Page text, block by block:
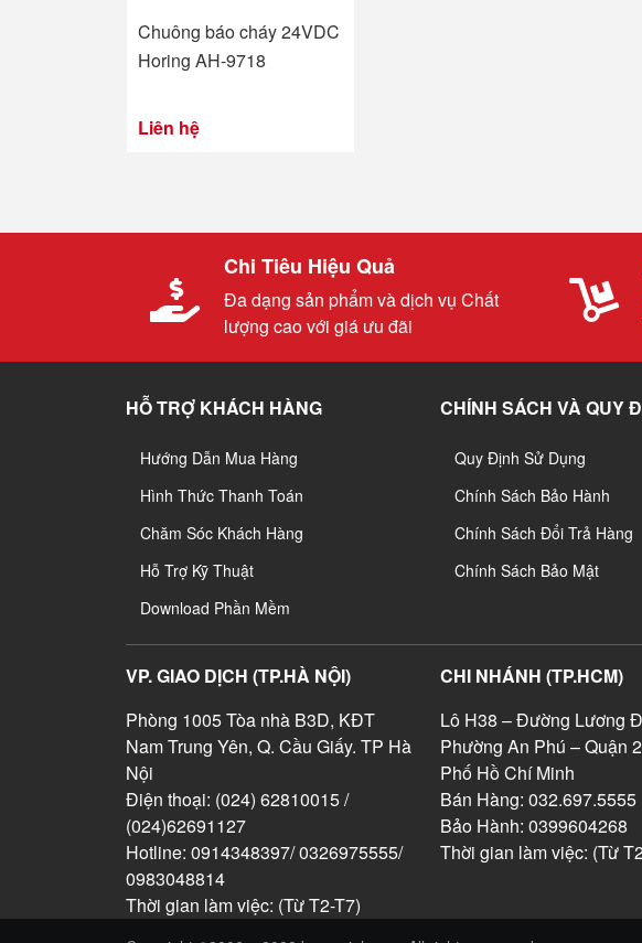
Chuông báo cháy 24VDC
Horing AH-9718
Liên hệ
Chi Tiêu Hiệu Quả
Đa dạng sản phẩm và dịch vụ Chất
lượng cao với giá ưu đãi
HỖ TRỢ KHÁCH HÀNG
Hướng Dẫn Mua Hàng
Hình Thức Thanh Toán
Chăm Sóc Khách Hàng
Hỗ Trợ Kỹ Thuật
Download Phần Mềm
CHÍNH SÁCH VÀ QUY
Quy Định Sử Dụng
Chính Sách Bảo Hành
Chính Sách Đổi Trả Hàng
Chính Sách Bảo Mật
VP. GIAO DỊCH (TP.HÀ NỘI)
Phòng 1005 Tòa nhà B3D, KĐT
Nam Trung Yên, Q. Cầu Giấy. TP Hà
Nội
Điện thoại: (024) 62810015 /
(024)62691127
Hotline: 0914348397/ 0326975555/
0983048814
Thời gian làm việc: (Từ T2-T7)
CHI NHÁNH (TP.HCM)
Lô H38 – Đường Lương
Phường An Phú – Quận
Phố Hồ Chí Minh
Bán Hàng: 032.697.5555
Bảo Hành: 0399604268
Thời gian làm việc: (Từ